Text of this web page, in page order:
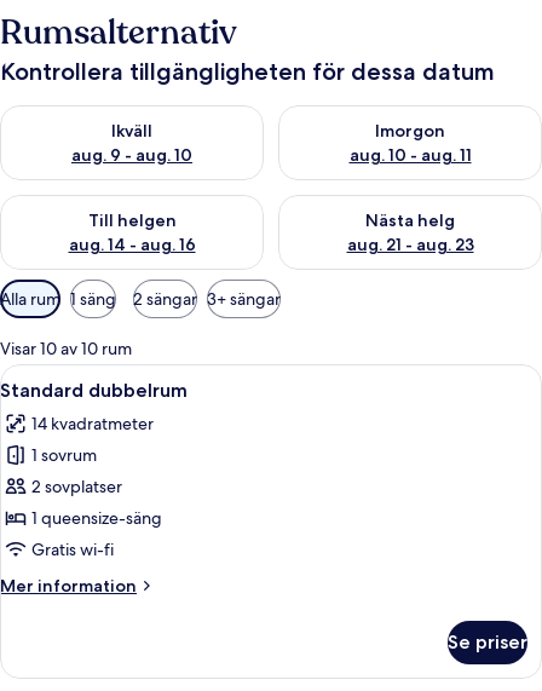
Rumsalternativ
Kontrollera tillgängligheten för dessa datum
Ikväll
aug. 9 - aug. 10
Kontrollera tillgängligheten för ikväll aug. 9 - aug. 10
Imorgon
aug. 10 - aug. 11
Kontrollera tillgängligheten
Till helgen
aug. 14 - aug. 16
Kontrollera tillgängligheten för den här helgen aug. 14 - aug.
Nästa helg
aug. 21 - aug. 23
Kontrollera tillgängligheten
Tillgängliga
filter
för
rum
Alla rum 1 säng 2 sängar 3+ sängar
Visar 10 av 10 rum
Öppna
alla
foton
för
Standard
dubbelrum
Ett hotellrum med en stor säng, en
6
Standard dubbelrum
14 kvadratmeter
1 sovrum
2 sovplatser
1 queensize-säng
Gratis wi-fi
Mer information
Mer
dubbelrum
Se priser